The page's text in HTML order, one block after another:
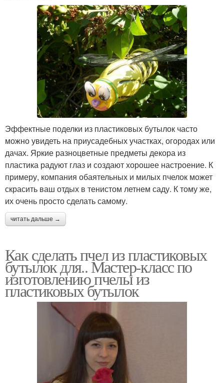
Эффектные поделки из пластиковых бутылок часто
можно увидеть на приусадебных участках, огородах или
дачах. Яркие разноцветные предметы декора из
пластика радуют глаз и создают хорошее настроение. К
примеру, компания обаятельных и милых пчелок может
скрасить ваш отдых в тенистом летнем саду. К тому же,
их очень просто сделать самому.
читать дальше →
Как сделать пчел из пластиковых
бутылок для.. Мастер-класс по
изготовлению пчелы из
пластиковых бутылок